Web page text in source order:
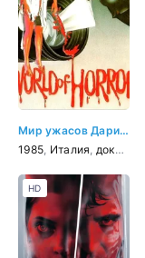
Мир ужасов Дарио Ардженто
1985 Италия документальный
HD